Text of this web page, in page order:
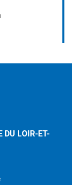
DU LOIR-ET-